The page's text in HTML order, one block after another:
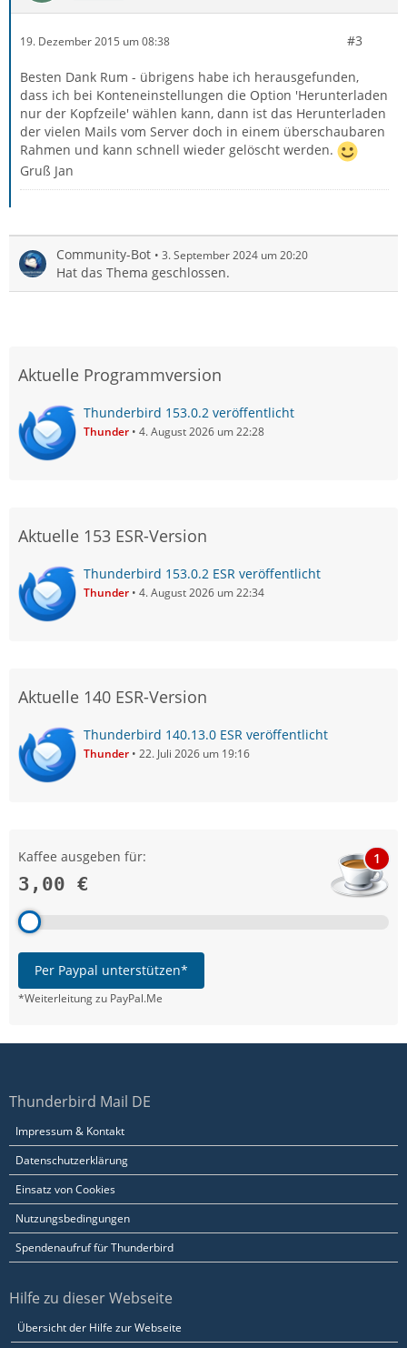
19. Dezember 2015 um 08:38 #3
Besten Dank Rum - übrigens habe ich herausgefunden,
dass ich bei Konteneinstellungen die Option 'Herunterladen
nur der Kopfzeile' wählen kann, dann ist das Herunterladen
der vielen Mails vom Server doch in einem überschaubaren
Rahmen und kann schnell wieder gelöscht werden.
Gruß Jan
Community-Bot 3. September 2024 um 20:20
Hat das Thema geschlossen.
Aktuelle Programmversion
Thunderbird 153.0.2 veröffentlicht
Thunder 4. August 2026 um 22:28
Aktuelle 153 ESR-Version
Thunderbird 153.0.2 ESR veröffentlicht
Thunder 4. August 2026 um 22:34
Aktuelle 140 ESR-Version
Thunderbird 140.13.0 ESR veröffentlicht
Thunder 22. Juli 2026 um 19:16
Kaffee ausgeben für:
3,00 €
1
Per Paypal unterstützen*
*Weiterleitung zu PayPal.Me
Thunderbird Mail DE
Impressum & Kontakt
Datenschutzerklärung
Einsatz von Cookies
Nutzungsbedingungen
Spendenaufruf für Thunderbird
Hilfe zu dieser Webseite
Übersicht der Hilfe zur Webseite